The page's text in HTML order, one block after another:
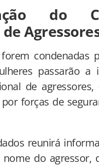
do
condenadas
passarão a
de
forças de
reunirá
do agressor,